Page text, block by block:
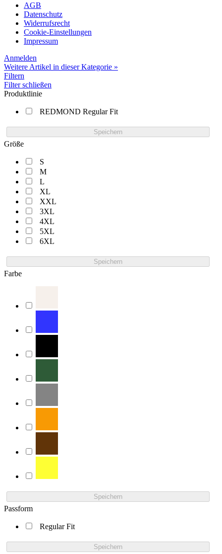
AGB
Datenschutz
Widerrufsrecht
Cookie-Einstellungen
Impressum
Anmelden
Weitere Artikel in dieser Kategorie »
Filtern
Filter schließen
Produktlinie
REDMOND Regular Fit
Speichern
Größe
S
M
L
XL
XXL
3XL
4XL
5XL
6XL
Speichern
Farbe
Speichern
Passform
Regular Fit
Speichern